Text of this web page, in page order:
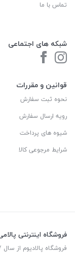
تماس با ما
شبکه های اجتماعی
قوانین و مقررات
نحوه ثبت سفارش
رویه ارسال سفارش
شیوه های پرداخت
شرایط مرجوعی کالا
فروشگاه اینترنتی